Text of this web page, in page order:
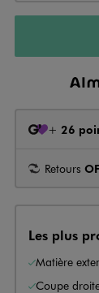
+ 26
Retours
Les plus
Matière
Coupe